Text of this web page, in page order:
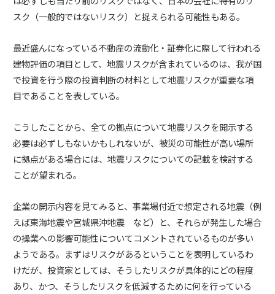
スク（一般的ではないリスク）と捉えられる可能性もある。
最近盛んになっている不動産の流動化・証券化に際して行われる
建物評価の項目として、地震リスクが含まれているのは、我が国
で投資を行う際の投資判断の材料として地震リスクが重要な項
目であることを表している。
こうしたことから、全ての拠点について地震リスクを開示する
必要は必ずしもないかもしれないが、被災の可能性が高い場所
に拠点がある場合には、地震リスクについての記載を検討する
ことが望まれる。
企業の開示内容を見てみると、事業場付近で想定される地震（例
えば東海地震や宮城県沖地震 など）と、それらが発生した場合
の操業への影響可能性についてコメントされているものが多い
ようである。まずはリスクがあるということを表明しているわ
けだが、投資家としては、そうしたリスクが具体的にどの程度
あり、かつ、そうしたリスクを低減するために何を行っている